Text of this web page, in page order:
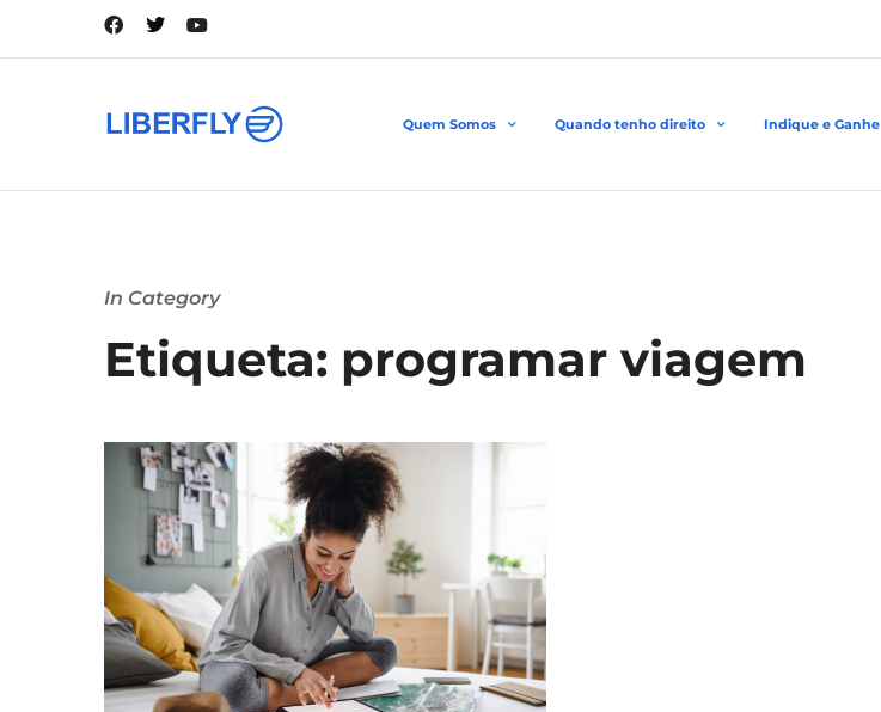
Quem Somos Quando tenho direito Indique e Ganhe
In Category
Etiqueta: programar viagem